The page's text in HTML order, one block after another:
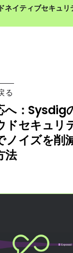
ネイティブセキュリ
る
へ：Sysdig
ドセキュリ
ノイズを削
法